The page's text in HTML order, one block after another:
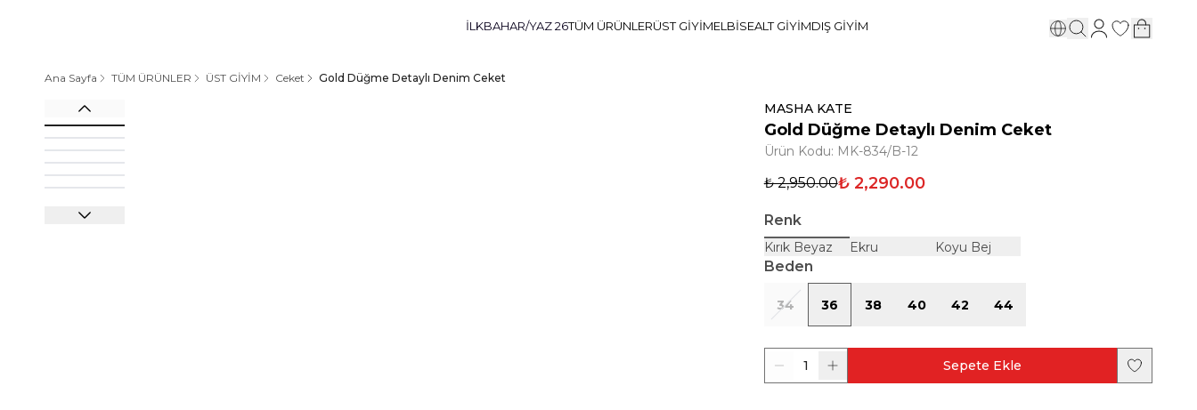
İLKBAHAR/YAZ 26TÜM ÜRÜNLERÜST GİYİMELBİSEALT GİYİMDIŞ GİYİM
Ana Sayfa TÜM ÜRÜNLER ÜST GİYİM Ceket Gold Düğme Detaylı Denim Ceket
MASHA KATE
Gold Düğme Detaylı Denim Ceket
Ürün Kodu: MK-834/B-12
₺ 2,950.00₺ 2,290.00
Renk
Kırık Beyaz Ekru Koyu Bej
Beden
34 36 38 40 42 44
1 Sepete Ekle